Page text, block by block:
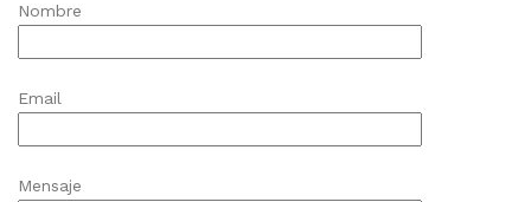
Nombre
Email
Mensaje